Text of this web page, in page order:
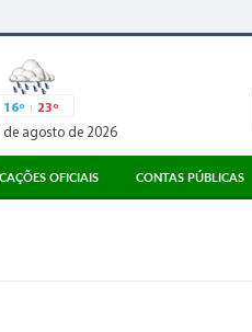
16º 23º
de agosto de 2026
OFICIAIS CONTAS PÚBLICAS